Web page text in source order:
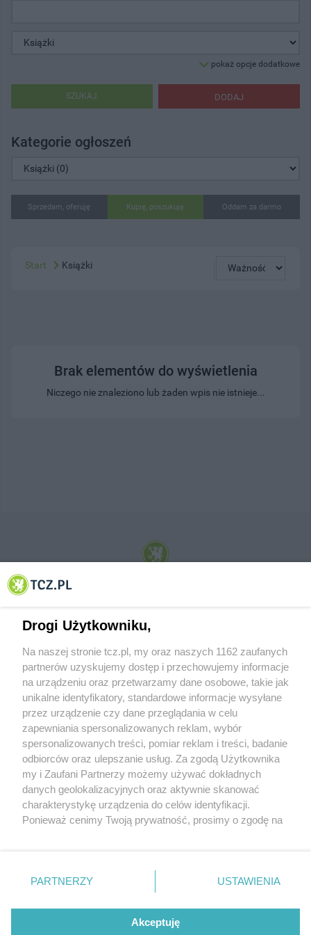
pokaż opcje dodatkowe
DODAJ
SZUKAJ
Kategorie ogłoszeń
Sprzedam, oferuję Kupię, poszukuję Oddam za darmo
Start Książki
Brak elementów do wyświetlenia
Niczego nie znaleziono lub żaden wpis nie istnieje...
© 2001-2026 Tczew - TCZ.PL Sp. z o.o. Internetowy Serwis Informacyjny Miasta
O FIRMIE POLITYKA PRYWATNOŚCI HOSTING
REKLAMA WSPÓŁPRACA RSS FACEBOOK KONTAKT
Nasze serwisy
Aktualności
Tcz24
Historia miasta
Muzyka i kultura
Archiwum wydarzeń
Zdjęcia miasta
Drogi Użytkowniku,
Na naszej stronie tcz.pl, my oraz naszych 1162 zaufanych
partnerów uzyskujemy dostęp i przechowujemy informacje
na urządzeniu oraz przetwarzamy dane osobowe, takie jak
unikalne identyfikatory, standardowe informacje wysyłane
przez urządzenie czy dane przeglądania w celu
zapewniania spersonalizowanych reklam, wybór
spersonalizowanych treści, pomiar reklam i treści, badanie
odbiorców oraz ulepszanie usług. Za zgodą Użytkownika
my i Zaufani Partnerzy możemy używać dokładnych
danych geolokalizacyjnych oraz aktywnie skanować
charakterystykę urządzenia do celów identyfikacji.
Ponieważ cenimy Twoją prywatność, prosimy o zgodę na
znajdujący się w lewym dolnym rogu strony
. Niektóre
przetwarzaniu. Preferencje będą miały zastosowania tylko
PARTNERZY USTAWIENIA
Akceptuję